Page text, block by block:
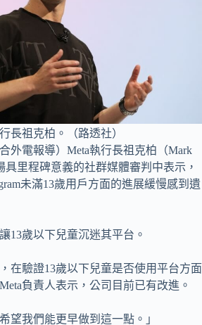
長祖克柏。（路透社）
外電報導）Meta執行長祖克柏（Mark
具里程碑意義的社群媒體審判中表示，
未滿13歲用戶方面的進展緩慢感到遺
13歲以下兒童沉迷其平台。
在驗證13歲以下兒童是否使用平台方面
負責人表示，公司目前已有改進。
望我們能更早做到這一點。」